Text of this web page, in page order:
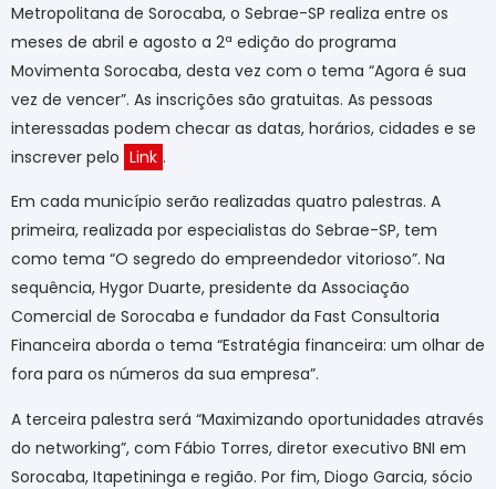
Metropolitana de Sorocaba, o Sebrae-SP realiza entre os
meses de abril e agosto a 2ª edição do programa
Movimenta Sorocaba, desta vez com o tema “Agora é sua
vez de vencer”. As inscrições são gratuitas. As pessoas
interessadas podem checar as datas, horários, cidades e se
inscrever pelo Link .
Em cada município serão realizadas quatro palestras. A
primeira, realizada por especialistas do Sebrae-SP, tem
como tema “O segredo do empreendedor vitorioso”. Na
sequência, Hygor Duarte, presidente da Associação
Comercial de Sorocaba e fundador da Fast Consultoria
Financeira aborda o tema “Estratégia financeira: um olhar de
fora para os números da sua empresa”.
A terceira palestra será “Maximizando oportunidades através
do networking”, com Fábio Torres, diretor executivo BNI em
Sorocaba, Itapetininga e região. Por fim, Diogo Garcia, sócio